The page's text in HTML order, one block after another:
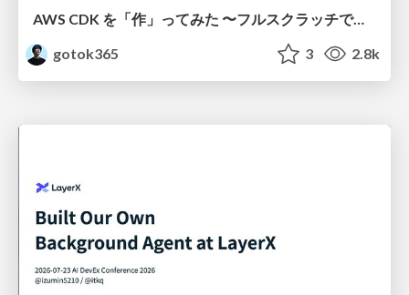
AWS CDK を「作」ってみた 〜フルスクラッチで見えた CDK の裏側〜 / aws-cdk-from-scratch
gotok365
3 2.8k